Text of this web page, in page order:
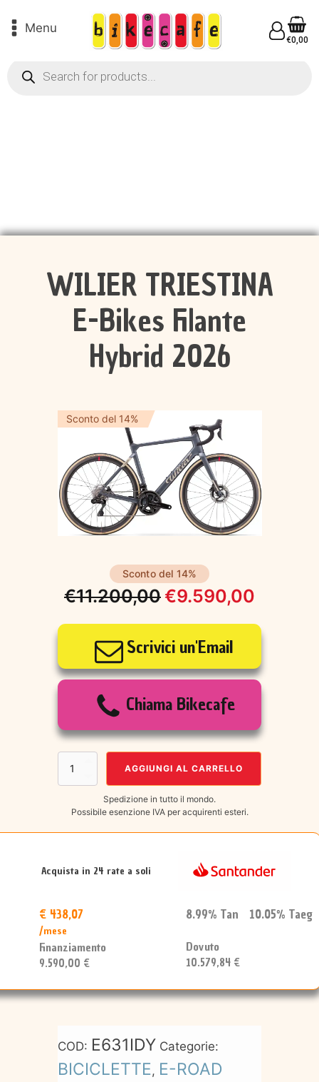
Menu
€0,00
Products
search
WILIER TRIESTINA
E-Bikes Filante
Hybrid 2026
Sconto del 14%
Sconto del 14%
€11.200,00
Il
originale
era:
€11.200,00.
€9.590,00
Il
attuale
è:
€9.590,00.
Scrivici un'Email
Chiama Bikecafe
WILIER
E-
Filante
AGGIUNGI AL CARRELLO
Spedizione in tutto il mondo.
Possibile esenzione IVA per acquirenti esteri.
Acquista in 24 rate a soli
€ 438,07
/mese
Finanziamento
9.590,00 €
8.99% Tan 10.05% Taeg
Dovuto
10.579,84 €
COD: E631IDY Categorie:
BICICLETTE, E-ROAD